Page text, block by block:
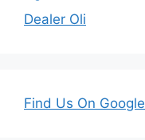
Dealer Oli
Find Us On Google